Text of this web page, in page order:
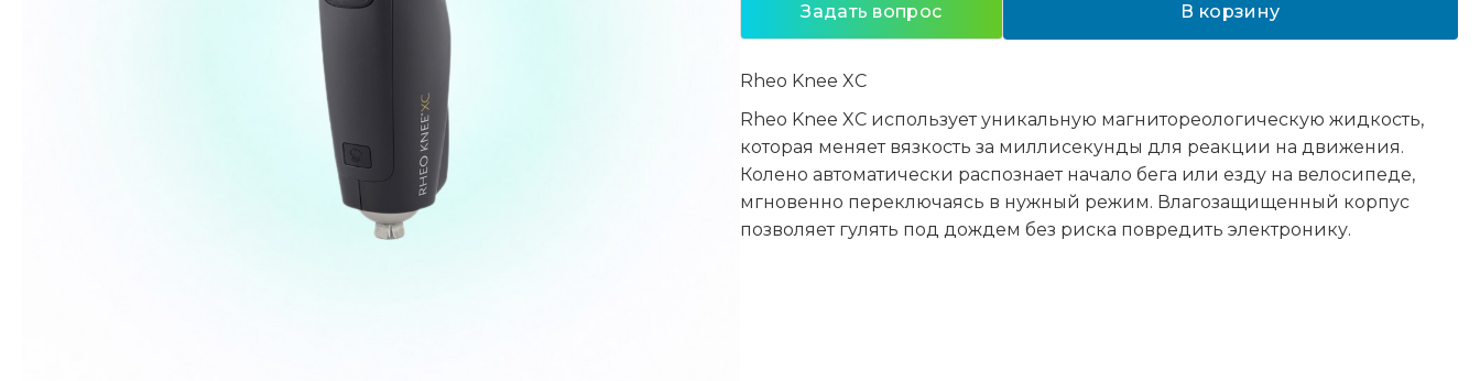
Задать вопрос В корзину
Rheo Knee XC
Rheo Knee XC использует уникальную магнитореологическую жидкость,
которая меняет вязкость за миллисекунды для реакции на движения.
Колено автоматически распознает начало бега или езду на велосипеде,
мгновенно переключаясь в нужный режим. Влагозащищенный корпус
позволяет гулять под дождем без риска повредить электронику.